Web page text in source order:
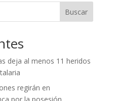
Buscar
deja al menos 11 heridos
regirán en